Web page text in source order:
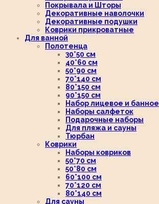
Покрывала и Шторы
Декоративные наволочки
Декоративные подушки
Коврики прикроватные
Для ванной
Полотенца
30*50 см
40*60 см
50*90 см
70*140 см
80*150 см
90*150 см
Набор лицевое и банное
Наборы салфеток
Подарочные наборы
Для пляжа и сауны
Тюрбан
Коврики
Наборы ковриков
50*70 см
50*80 см
60*100 см
70*120 см
80*140 см
Для сауны